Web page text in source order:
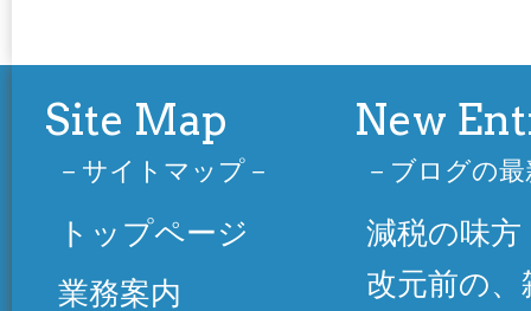
Site Map
サイトマップ
トップページ
業務案内
New
ブログの最
減税の味方
改元前の、